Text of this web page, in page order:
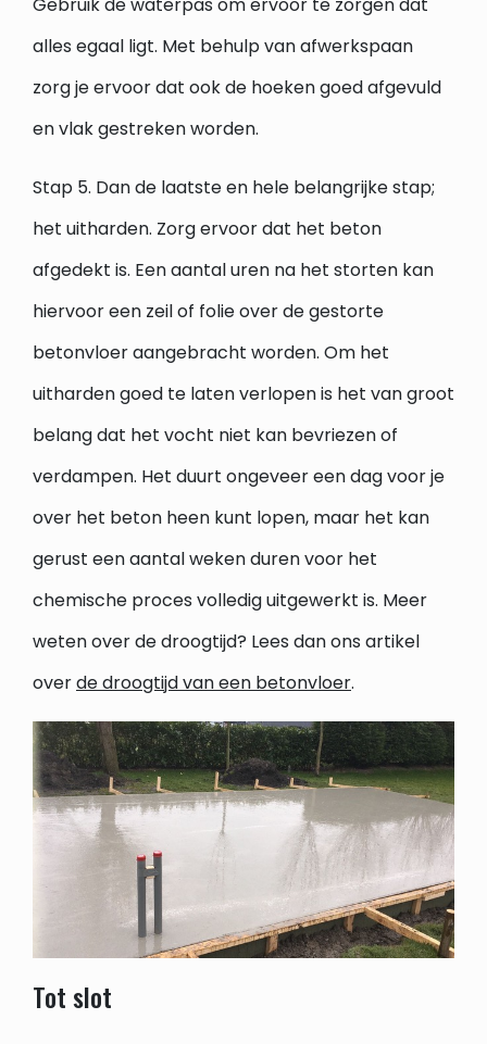
alles egaal ligt. Met behulp van afwerkspaan
zorg je ervoor dat ook de hoeken goed afgevuld
en vlak gestreken worden.
Stap 5. Dan de laatste en hele belangrijke stap;
het uitharden. Zorg ervoor dat het beton
afgedekt is. Een aantal uren na het storten kan
hiervoor een zeil of folie over de gestorte
betonvloer aangebracht worden. Om het
uitharden goed te laten verlopen is het van groot
belang dat het vocht niet kan bevriezen of
verdampen. Het duurt ongeveer een dag voor je
over het beton heen kunt lopen, maar het kan
gerust een aantal weken duren voor het
chemische proces volledig uitgewerkt is. Meer
weten over de droogtijd? Lees dan ons artikel
overde droogtijd van een betonvloer.
Tot slot